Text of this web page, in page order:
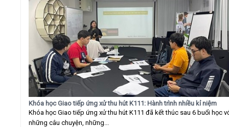
Khóa học Giao tiếp ứng xử thu hút K111: Hành trình nhiều kỉ niệm
Khóa học Giao tiếp ứng xử thu hút K111 đã kết thúc sau 6 buổi học
những câu chuyện, những...